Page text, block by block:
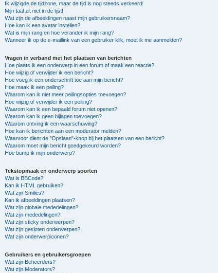
Ik wijzigde de tijdzone, maar de tijd is nog steeds verkeerd!
Mijn taal zit niet in de lijst!
Wat zijn de afbeeldingen naast mijn gebruikersnaam?
Hoe kan ik een avatar instellen?
Wat is mijn rang en hoe verander ik mijn rang?
Wanneer ik op de e-maillink van een gebruiker klik, moet ik me aanmelden?
Vragen in verband met het plaatsen van berichten
Hoe plaats ik een onderwerp in een forum of maak een reactie?
Hoe wijzig of verwijder ik een bericht?
Hoe voeg ik een onderschrift toe aan mijn bericht?
Hoe maak ik een peiling?
Waarom kan ik niet meer peilingsopties toevoegen?
Hoe wijzig of verwijder ik een peiling?
Waarom kan ik een bepaald forum niet openen?
Waarom kan ik geen bijlagen toevoegen?
Waarom ontving ik een waarschuwing?
Hoe kan ik berichten aan een moderator melden?
Waarvoor dient de "Opslaan"-knop bij het plaatsen van een bericht?
Waarom moet mijn bericht goedgekeurd worden?
Hoe bump ik mijn onderwerp?
Tekstopmaak en onderwerp soorten
Wat is BBCode?
Kan ik HTML gebruiken?
Wat zijn Smilies?
Kan ik afbeeldingen plaatsen?
Wat zijn globale mededelingen?
Wat zijn mededelingen?
Wat zijn sticky onderwerpen?
Wat zijn gesloten onderwerpen?
Wat zijn onderwerpiconen?
Gebruikers en gebruikersgroepen
Wat zijn Beheerders?
Wat zijn Moderators?